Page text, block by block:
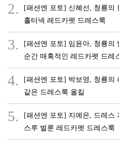
2.
[패션엔 포토] 신혜선, 청룡의
홀터넥 레드카펫 드레스룩
3.
[패션엔 포토] 임윤아, 청룡의
순간 매혹적인 레드카펫 드레
4.
[패션엔 포토] 박보영, 청룡의
같은 드레스룩 올킬
5.
[패션엔 포토] 지예은, 드레스
스루 벌룬 레드카펫 드레스룩